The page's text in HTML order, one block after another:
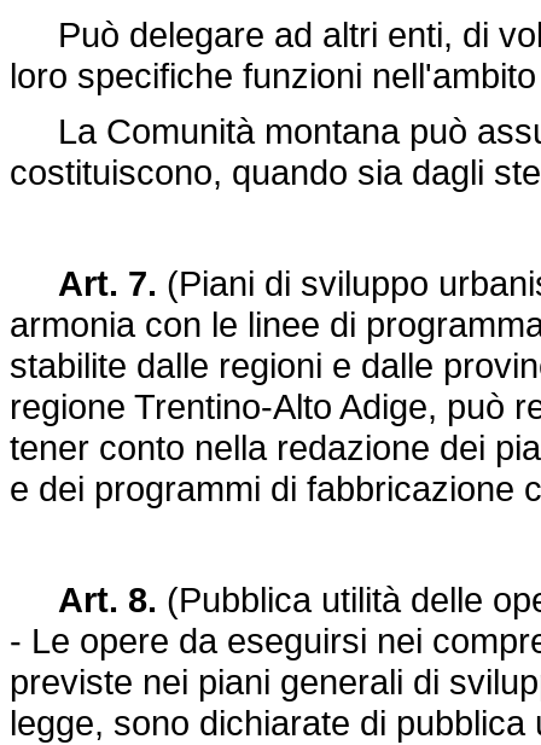
Può delegare ad altri enti, di
loro specifiche funzioni
La Comunità montana può
costituiscono, quando sia dagli
Art. 7. (Piani di sviluppo
armonia con le linee di
stabilite dalle regioni e dalle
regione Trentino-Alto Adige, può
tener conto nella redazione dei
e dei programmi di fabbricazione
Art. 8. (Pubblica utilità delle
- Le opere da eseguirsi nei
previste nei piani generali di
legge, sono dichiarate di